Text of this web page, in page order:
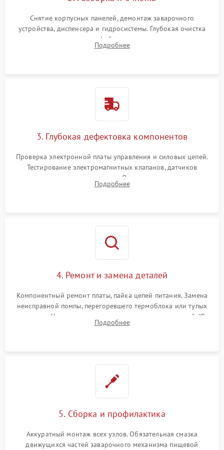
Снятие корпусных панелей, демонтаж заварочного
устройства, диспенсера и гидросистемы. Глубокая очистка
внутренних узлов от кофейных масел, жмыха и накипи.
Промывка дренажных каналов и фильтров с использованием
Подробнее
3. Глубокая дефектовка компонентов
Проверка электронной платы управления и силовых цепей.
Тестирование электромагнитных клапанов, датчиков
температуры и расходомера. Оценка степени износа
жерновов кофемолки, уплотнительных колец гидросистемы
Подробнее
4. Ремонт и замена деталей
Компонентный ремонт платы, пайка цепей питания. Замена
неисправной помпы, перегоревшего термоблока или тупых
жерновов. Установка новых силиконовых уплотнителей (O-
ring) и тефлоновых трубок для надежного устранения
Подробнее
5. Сборка и профилактика
Аккуратный монтаж всех узлов. Обязательная смазка
движущихся частей заварочного механизма пищевой